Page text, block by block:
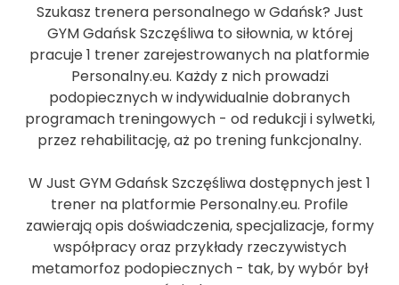
Szukasz trenera personalnego w Gdańsk? Just
GYM Gdańsk Szczęśliwa to siłownia, w której
pracuje 1 trener zarejestrowanych na platformie
Personalny.eu. Każdy z nich prowadzi
podopiecznych w indywidualnie dobranych
programach treningowych - od redukcji i sylwetki,
przez rehabilitację, aż po trening funkcjonalny.
W Just GYM Gdańsk Szczęśliwa dostępnych jest 1
trener na platformie Personalny.eu. Profile
zawierają opis doświadczenia, specjalizacje, formy
współpracy oraz przykłady rzeczywistych
metamorfoz podopiecznych - tak, by wybór był